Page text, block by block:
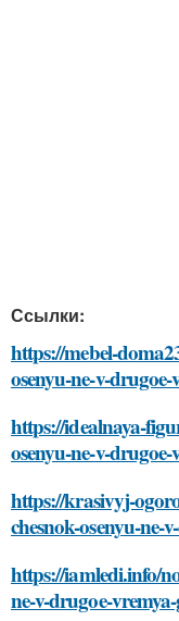
Ссылки:
https://mebel-
osenyu-ne-v-
https://idealnaya-
osenyu-ne-v-
https://krasivyj-
chesnok-osenyu-ne-
https://iamledi.info/
ne-v-drugoe-